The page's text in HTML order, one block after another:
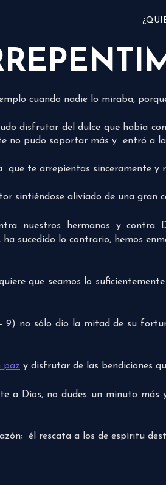
cuando nadie lo miraba,
disfrutar del dulce que había
no pudo soportar más y entró a
te arrepientas sinceramente y
sintiéndose aliviado de una gran
nuestros hermanos y contra
sucedido lo contrario, hemos
que seamos lo suficientemente
9) no sólo dio la mitad de su
paz y disfrutar de las bendiciones
Dios, no dudes un minuto más
él rescata a los de espíritu